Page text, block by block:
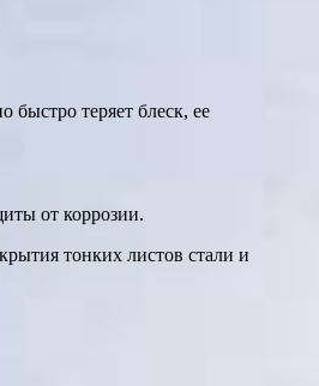
быстро теряет блеск, ее
от коррозии.
тонких листов стали и